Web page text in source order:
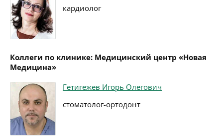
кардиолог
Коллеги по клинике: Медицинский центр «Новая
Медицина»
Гетигежев Игорь Олегович
стоматолог-ортодонт